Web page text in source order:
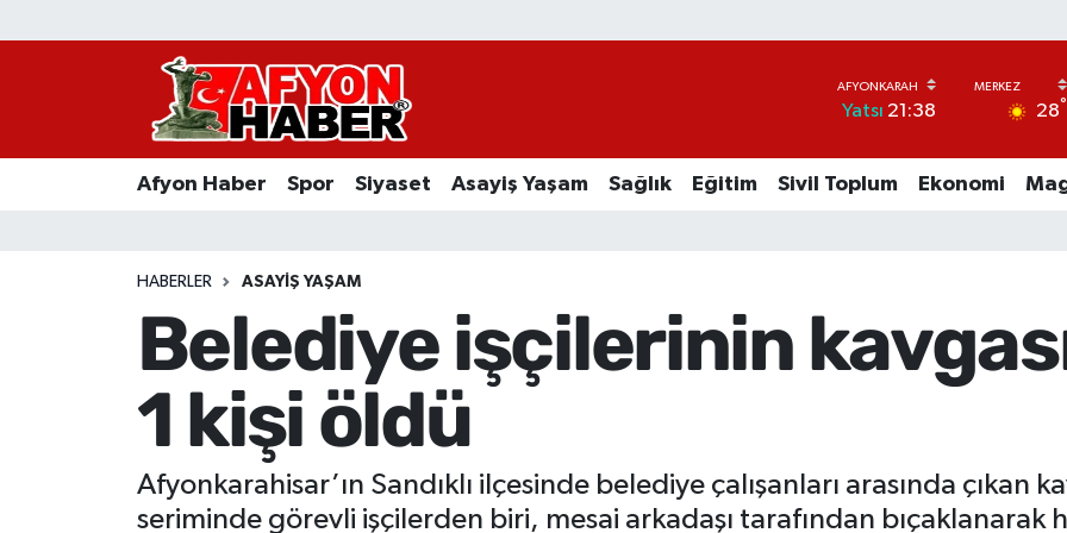
Yatsı 21:38 28°
Afyon Haber Spor Siyaset Asayiş Yaşam Sağlık Eğitim Sivil Toplum Ekonomi
HABERLER ASAYIŞ YAŞAM
Belediye işçilerinin
1 kişi öldü
Afyonkarahisar’ın Sandıklı ilçesinde belediye çalışanları arasında çıkan
seriminde görevli işçilerden biri, mesai arkadaşı tarafından bıçaklanarak
Afyon Haber
Asayiş Yaşam
Ekonomi